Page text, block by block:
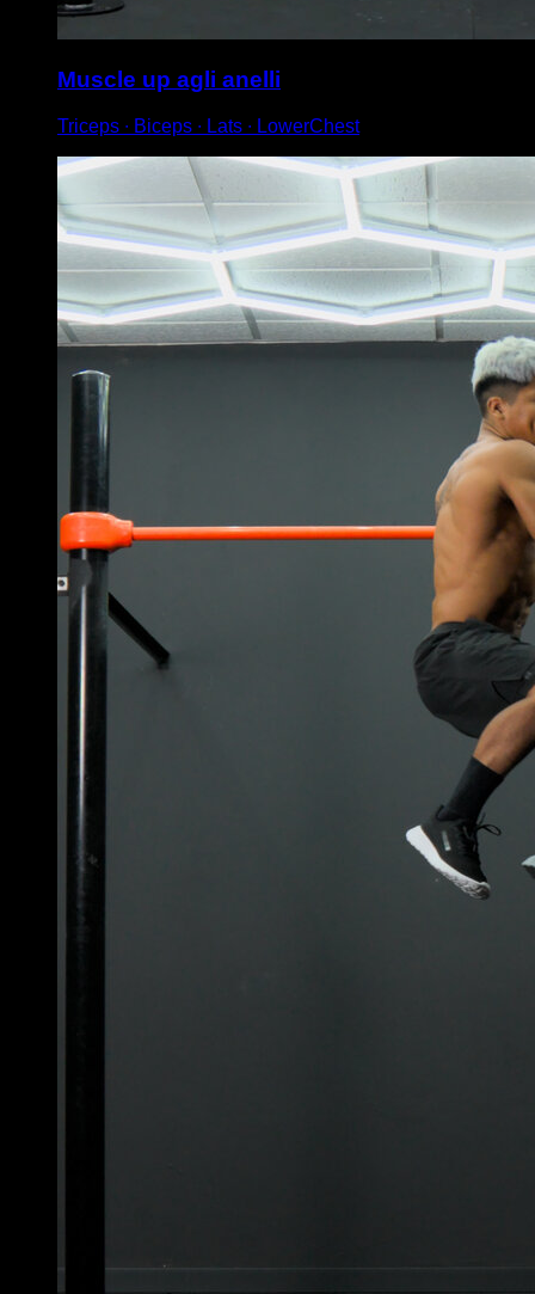
Muscle up agli anelli
Triceps ∙ Biceps ∙ Lats ∙ LowerChest